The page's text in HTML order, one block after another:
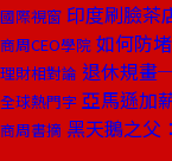
國際視窗 印度刷臉
商周CEO學院 如何防
理財相對論 退休規畫
全球熱門字 亞馬遜加
商周書摘 黑天鵝之父